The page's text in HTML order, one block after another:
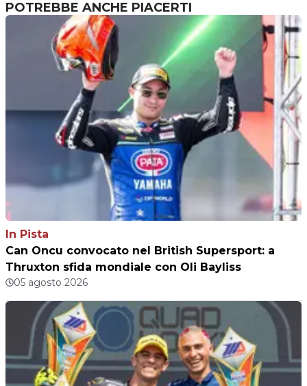
POTREBBE ANCHE PIACERTI
In Pista
Can Oncu convocato nel British Supersport: a
Thruxton sfida mondiale con Oli Bayliss
05 agosto 2026